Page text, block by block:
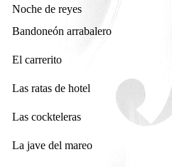
Noche de reyes
Bandoneón arrabalero
El carrerito
Las ratas de hotel
Las cockteleras
La jave del mareo